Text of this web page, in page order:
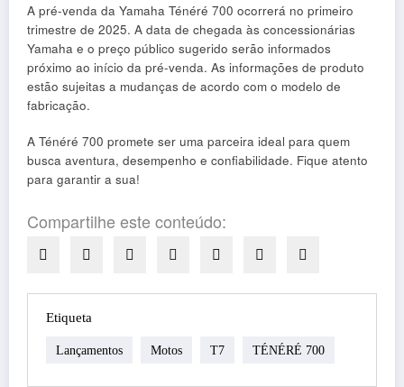
A pré-venda da Yamaha Ténéré 700 ocorrerá no primeiro
trimestre de 2025. A data de chegada às concessionárias
Yamaha e o preço público sugerido serão informados
próximo ao início da pré-venda. As informações de produto
estão sujeitas a mudanças de acordo com o modelo de
fabricação.
A Ténéré 700 promete ser uma parceira ideal para quem
busca aventura, desempenho e confiabilidade. Fique atento
para garantir a sua!
Compartilhe este conteúdo:
Etiqueta
Lançamentos Motos T7 TÉNÉRÉ 700